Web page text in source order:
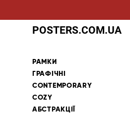
POSTERS.COM.UA
РАМКИ
ГРАФІЧНІ
CONTEMPORARY
COZY
АБСТРАКЦІЇ